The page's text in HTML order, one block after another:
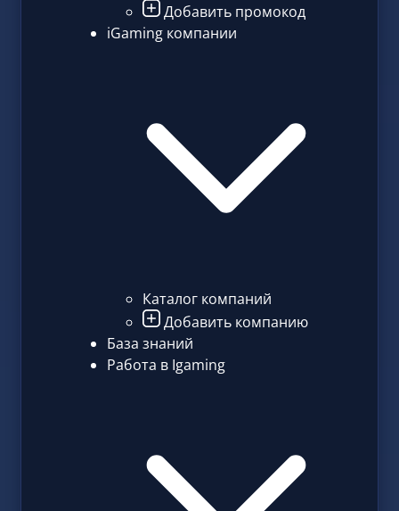
Добавить промокод
iGaming компании
Каталог компаний
Добавить компанию
База знаний
Работа в Igaming